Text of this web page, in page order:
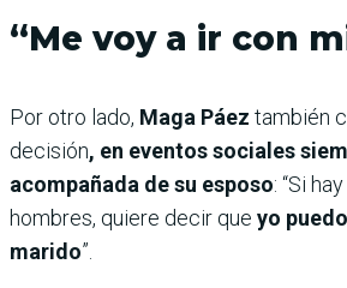
“Me voy a ir con
Por otro lado, Maga Páez también
decisión, en eventos sociales
acompañada de su esposo: “Si
hombres, quiere decir que yo
marido”.